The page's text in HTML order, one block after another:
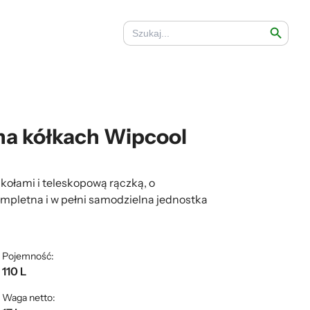
Search
for:
Search Button
kółkach Wipcool
i teleskopową rączką, o
i w pełni samodzielna jednostka
Pojemność:
110 L
Waga netto: